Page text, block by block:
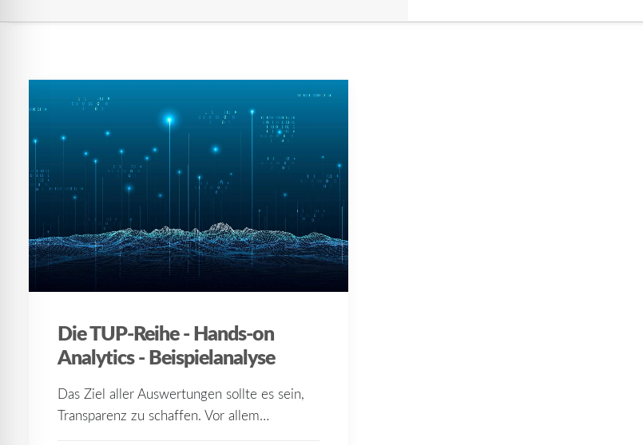
Die TUP-Reihe - Hands-on
Analytics - Beispielanalyse
Das Ziel aller Auswertungen sollte es sein,
Transparenz zu schaffen. Vor allem…